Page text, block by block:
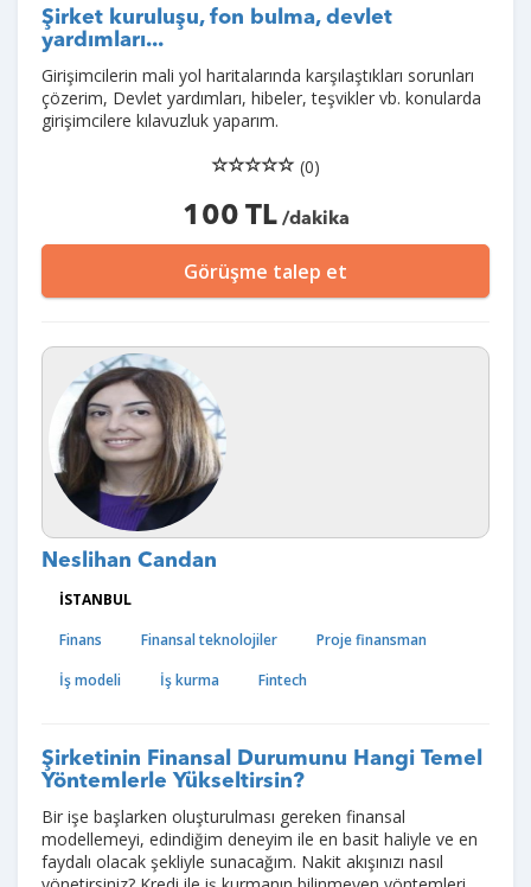
Şirket kuruluşu, fon bulma, devlet
yardımları...
Girişimcilerin mali yol haritalarında karşılaştıkları sorunları
çözerim, Devlet yardımları, hibeler, teşvikler vb. konularda
girişimcilere kılavuzluk yaparım.
(0)
100 TL/dakika
Görüşme talep et
Neslihan Candan
İSTANBUL
Finans
Finansal teknolojiler
Proje finansman
İş modeli
İş kurma Fintech
Şirketinin Finansal Durumunu Hangi Temel
Yöntemlerle Yükseltirsin?
Bir işe başlarken oluşturulması gereken finansal
modellemeyi, edindiğim deneyim ile en basit haliyle ve en
faydalı olacak şekliyle sunacağım. Nakit akışınızı nasıl